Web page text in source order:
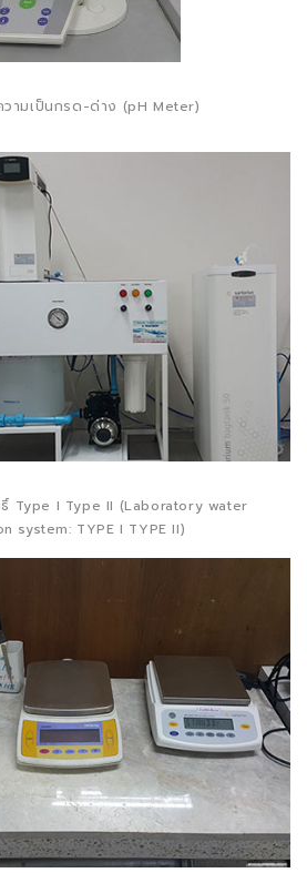
วามเป็นกรด-ด่าง (pH Meter)
Type I Type II (Laboratory water
system: TYPE I TYPE II)